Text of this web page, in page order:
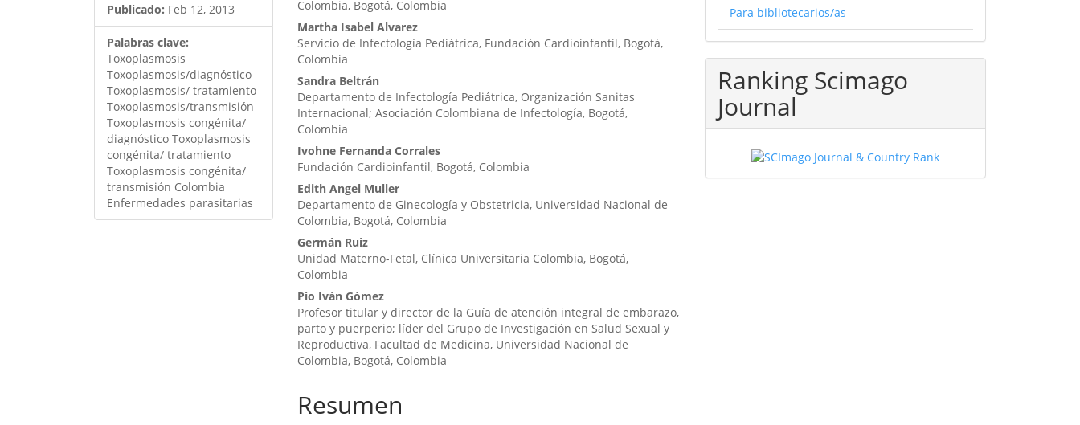
Publicado: Feb 12, 2013
Palabras clave:
Toxoplasmosis
Toxoplasmosis/diagnóstico
Toxoplasmosis/ tratamiento
Toxoplasmosis/transmisión
Toxoplasmosis congénita/
diagnóstico Toxoplasmosis
congénita/ tratamiento
Toxoplasmosis congénita/
transmisión Colombia
Enfermedades parasitarias
Colombia, Bogotá, Colombia
Martha Isabel Alvarez
Servicio de Infectología Pediátrica, Fundación Cardioinfantil, Bogotá,
Colombia
Sandra Beltrán
Departamento de Infectología Pediátrica, Organización Sanitas
Internacional; Asociación Colombiana de Infectología, Bogotá,
Colombia
Ivohne Fernanda Corrales
Fundación Cardioinfantil, Bogotá, Colombia
Edith Angel Muller
Departamento de Ginecología y Obstetricia, Universidad Nacional de
Colombia, Bogotá, Colombia
Germán Ruiz
Unidad Materno-Fetal, Clínica Universitaria Colombia, Bogotá,
Colombia
Pio Iván Gómez
Profesor titular y director de la Guía de atención integral de embarazo,
parto y puerperio; líder del Grupo de Investigación en Salud Sexual y
Reproductiva, Facultad de Medicina, Universidad Nacional de
Colombia, Bogotá, Colombia
Resumen
Para bibliotecarios/as
Ranking Scimago
Journal